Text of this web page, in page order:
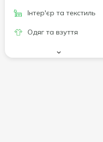
Інтер'єр та текстиль
Одяг та взуття